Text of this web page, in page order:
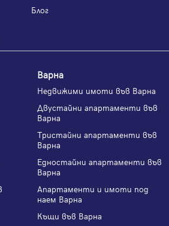
Блог
Варна
Недвижими имоти във Варна
Двустайни апартаменти във
Варна
Тристайни апартаменти във
Варна
Едностайни апартаменти във
Варна
Апартаменти и имоти под
наем Варна
Къщи във Варна